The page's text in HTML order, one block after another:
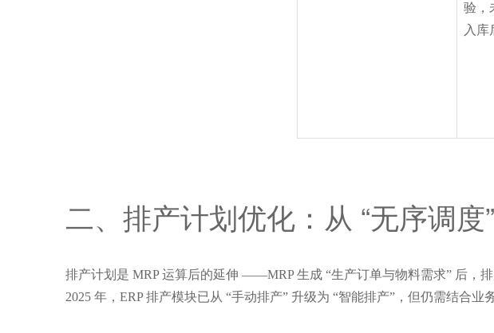
验，
入库
二、排产计划优化：从 “无序调度
排产计划是 MRP 运算后的延伸 ——MRP 生成 “生产订单与物料需求” 后，
2025 年，ERP 排产模块已从 “手动排产” 升级为 “智能排产”，但仍需结合业